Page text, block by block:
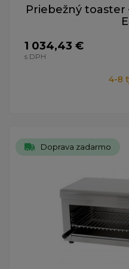
Priebežný
1 034,43 €
s DPH
4-8
Doprava zadarmo